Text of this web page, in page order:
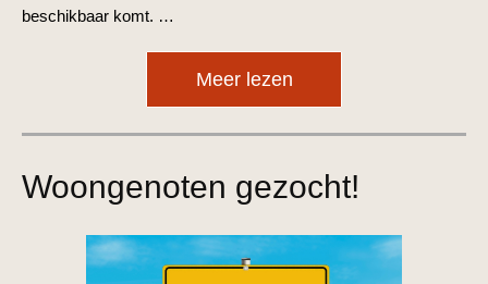
beschikbaar komt. …
Meer lezen
Woongenoten gezocht!